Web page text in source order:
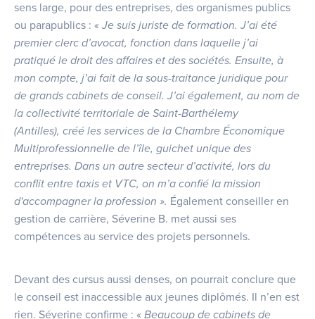
sens large, pour des entreprises, des organismes publics
ou parapublics : « Je suis juriste de formation. J’ai été
premier clerc d’avocat, fonction dans laquelle j’ai
pratiqué le droit des affaires et des sociétés. Ensuite, à
mon compte, j’ai fait de la sous-traitance juridique pour
de grands cabinets de conseil. J’ai également, au nom de
la collectivité territoriale de Saint-Barthélemy
(Antilles), créé les services de la Chambre Économique
Multiprofessionnelle de l’île, guichet unique des
entreprises. Dans un autre secteur d’activité, lors du
conflit entre taxis et VTC, on m’a confié la mission
d'accompagner la profession ». Également conseiller en
gestion de carrière, Séverine B. met aussi ses
compétences au service des projets personnels.
Devant des cursus aussi denses, on pourrait conclure que
le conseil est inaccessible aux jeunes diplômés. Il n’en est
rien. Séverine confirme : « Beaucoup de cabinets de